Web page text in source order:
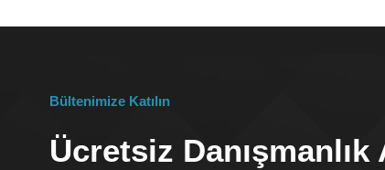
Bültenimize Katılın
Ücretsiz Danışmanlık